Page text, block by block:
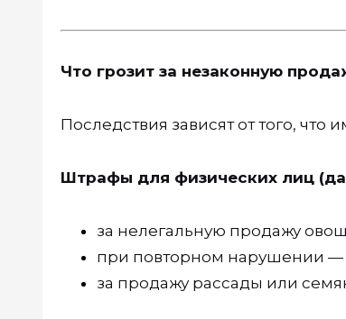
Что грозит за незаконную
Последствия зависят от того, что
Штрафы для физических лиц
за нелегальную продажу
при повторном нарушении —
за продажу рассады или